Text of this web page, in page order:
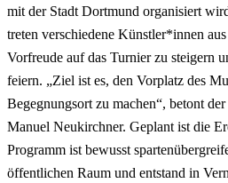
mit der Stadt Dortmund organisiert
treten verschiedene Künstler*innen
Vorfreude auf das Turnier zu steigern
feiern. „Ziel ist es, den Vorplatz des
Begegnungsort zu machen“, betont
Manuel Neukirchner. Geplant ist die
Programm ist bewusst
öffentlichen Raum und entstand in